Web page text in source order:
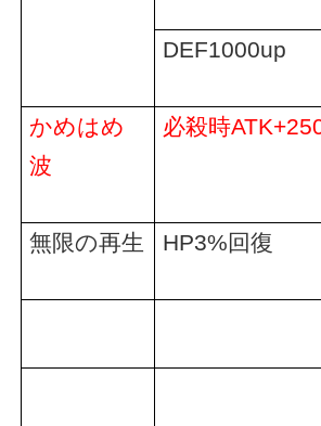
DEF1000up
かめはめ
波
必殺時
無限の再生 HP3%回復